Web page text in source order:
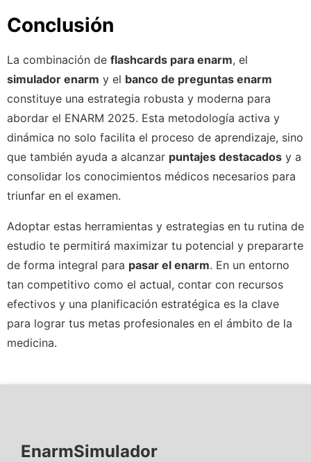
Conclusión
La combinación de flashcards para enarm, el
simulador enarm y el banco de preguntas enarm
constituye una estrategia robusta y moderna para
abordar el ENARM 2025. Esta metodología activa y
dinámica no solo facilita el proceso de aprendizaje, sino
que también ayuda a alcanzar puntajes destacados y a
consolidar los conocimientos médicos necesarios para
triunfar en el examen.
Adoptar estas herramientas y estrategias en tu rutina de
estudio te permitirá maximizar tu potencial y prepararte
de forma integral para pasar el enarm. En un entorno
tan competitivo como el actual, contar con recursos
efectivos y una planificación estratégica es la clave
para lograr tus metas profesionales en el ámbito de la
medicina.
EnarmSimulador